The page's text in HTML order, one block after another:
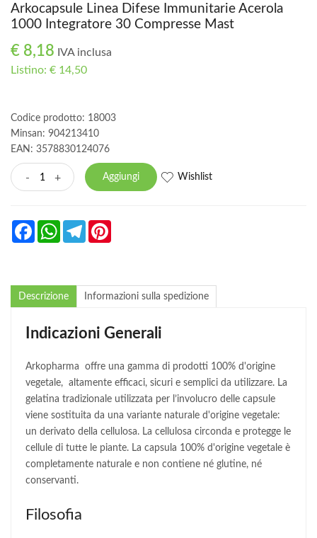
Arkocapsule Linea Difese Immunitarie Acerola
1000 Integratore 30 Compresse Mast
€ 8,18 IVA inclusa
Listino: € 14,50
Codice prodotto: 18003
Minsan: 904213410
EAN: 3578830124076
- + Aggiungi Wishlist
FacebookWhatsAppTelegram
Descrizione Informazioni sulla spedizione
Indicazioni Generali
Arkopharma offre una gamma di prodotti 100% d'origine
vegetale, altamente efficaci, sicuri e semplici da utilizzare. La
gelatina tradizionale utilizzata per l’involucro delle capsule
viene sostituita da una variante naturale d'origine vegetale:
un derivato della cellulosa. La cellulosa circonda e protegge le
cellule di tutte le piante. La capsula 100% d'origine vegetale è
completamente naturale e non contiene né glutine, né
conservanti.
Filosofia